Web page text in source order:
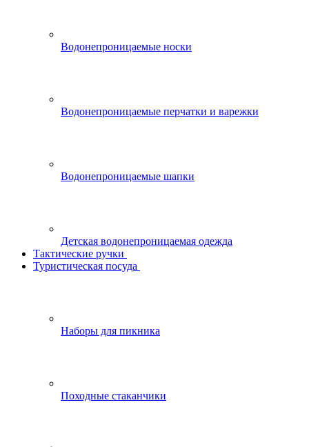
Водонепроницаемые носки
Водонепроницаемые перчатки и варежки
Водонепроницаемые шапки
Детская водонепроницаемая одежда
Тактические ручки
Туристическая посуда
Наборы для пикника
Походные стаканчики